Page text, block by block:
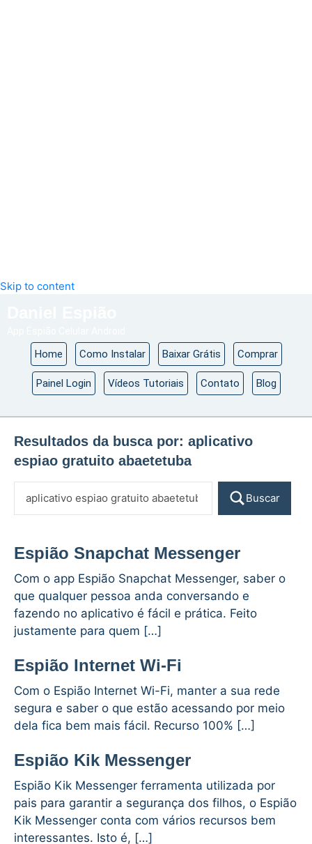
Skip to content
Home Como Instalar Baixar Grátis Comprar
Painel Login Vídeos Tutoriais Contato Blog
Resultados da busca por: aplicativo
espiao gratuito abaetetuba
Buscar
Espião Snapchat Messenger
Com o app Espião Snapchat Messenger, saber o
que qualquer pessoa anda conversando e
fazendo no aplicativo é fácil e prática. Feito
justamente para quem […]
Espião Internet Wi-Fi
Com o Espião Internet Wi-Fi, manter a sua rede
segura e saber o que estão acessando por meio
dela fica bem mais fácil. Recurso 100% […]
Espião Kik Messenger
Espião Kik Messenger ferramenta utilizada por
pais para garantir a segurança dos filhos, o Espião
Kik Messenger conta com vários recursos bem
interessantes. Isto é, […]